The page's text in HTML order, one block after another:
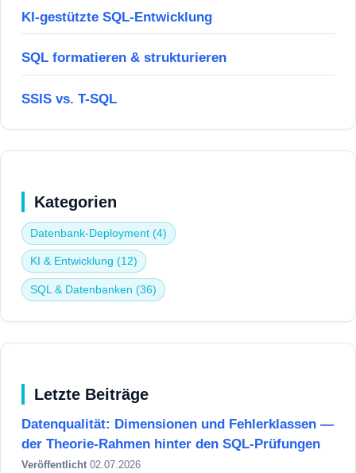
KI-gestützte SQL-Entwicklung
SQL formatieren & strukturieren
SSIS vs. T-SQL
Kategorien
Datenbank-Deployment (4)
KI & Entwicklung (12)
SQL & Datenbanken (36)
Letzte Beiträge
Datenqualität: Dimensionen und Fehlerklassen —
der Theorie-Rahmen hinter den SQL-Prüfungen
Veröffentlicht02.07.2026